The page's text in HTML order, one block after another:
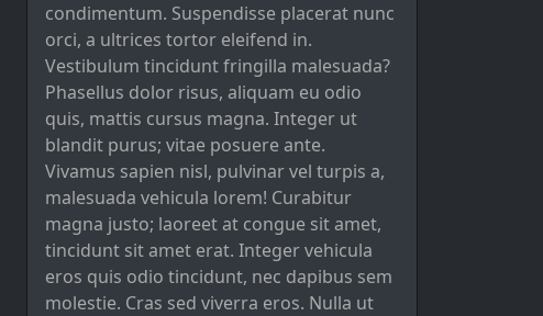
condimentum. Suspendisse placerat nunc
orci, a ultrices tortor eleifend in.
Vestibulum tincidunt fringilla malesuada?
Phasellus dolor risus, aliquam eu odio
quis, mattis cursus magna. Integer ut
blandit purus; vitae posuere ante.
Vivamus sapien nisl, pulvinar vel turpis a,
malesuada vehicula lorem! Curabitur
magna justo; laoreet at congue sit amet,
tincidunt sit amet erat. Integer vehicula
eros quis odio tincidunt, nec dapibus sem
molestie. Cras sed viverra eros. Nulla ut